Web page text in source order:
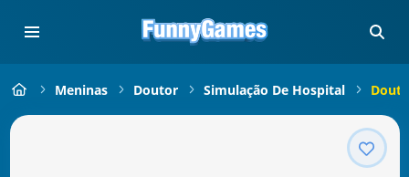
Meninas Doutor Simulação De Hospital